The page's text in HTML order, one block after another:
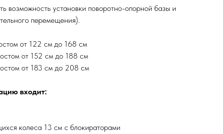
возможность установки поворотно-опорной базы и
перемещения).
от 122 см до 168 см
от 152 см до 188 см
от 183 см до 208 см
входит:
колеса 13 см с блокираторами